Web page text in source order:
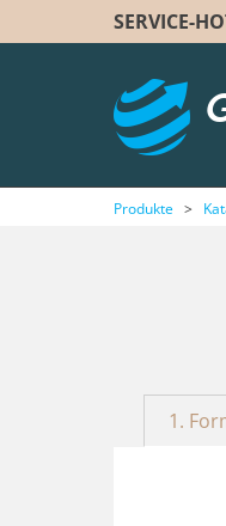
SERVICE-
Produkte >
1.